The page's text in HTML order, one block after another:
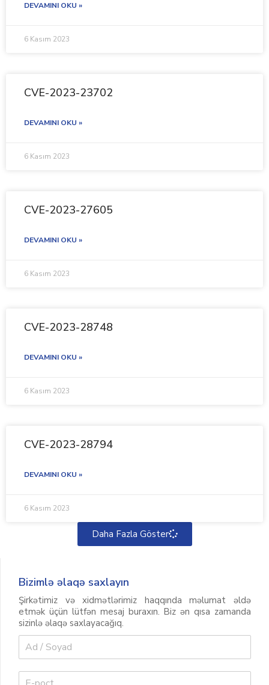
DEVAMINI OKU »
6 Kasım 2023
CVE-2023-23702
DEVAMINI OKU »
6 Kasım 2023
CVE-2023-27605
DEVAMINI OKU »
6 Kasım 2023
CVE-2023-28748
DEVAMINI OKU »
6 Kasım 2023
CVE-2023-28794
DEVAMINI OKU »
6 Kasım 2023
Daha Fazla Göster
Bizimlə əlaqə saxlayın
Şirkətimiz və xidmətlərimiz haqqında məlumat əldə
etmək üçün lütfən mesaj buraxın. Biz ən qısa zamanda
sizinlə əlaqə saxlayacağıq.